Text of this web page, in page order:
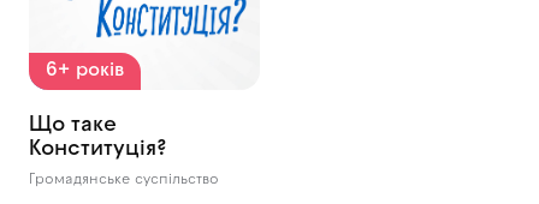
6+ років
Що таке
Конституція?
Громадянське суспільство